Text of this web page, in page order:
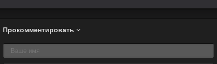
Прокомментировать